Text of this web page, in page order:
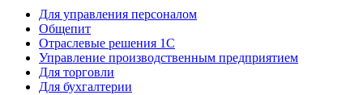
Для управления персоналом
Общепит
Отраслевые решения 1С
Управление производственным предприятием
Для торговли
Для бухгалтерии